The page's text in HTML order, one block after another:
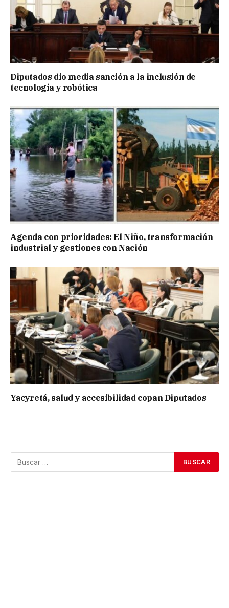
Diputados dio media sanción a la inclusión de
tecnología y robótica
Agenda con prioridades: El Niño, transformación
industrial y gestiones con Nación
Yacyretá, salud y accesibilidad copan Diputados